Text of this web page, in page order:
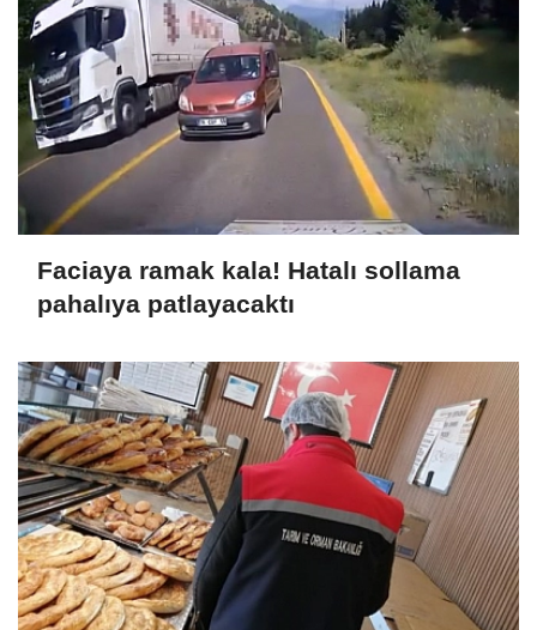
Faciaya ramak kala! Hatalı sollama
pahalıya patlayacaktı